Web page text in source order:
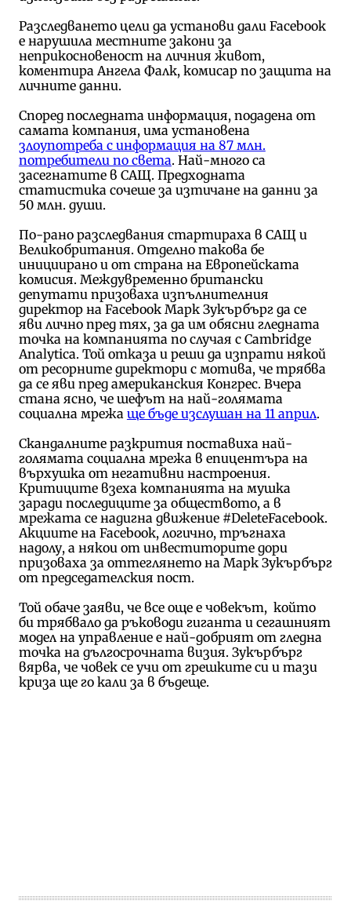
Разследването цели да установи дали Facebook
е нарушила местните закони за
неприкосновеност на личния живот,
коментира Ангела Фалк, комисар по защита на
личните данни.
Според последната информация, подадена от
самата компания, има установена
злоупотреба с информация на 87 млн.
потребители по света. Най-много са
засегнатите в САЩ. Предходната
статистика сочеше за изтичане на данни за
50 млн. души.
По-рано разследвания стартираха в САЩ и
Великобритания. Отделно такова бе
инициирано и от страна на Европейската
комисия. Междувременно британски
депутати призоваха изпълнителния
директор на Facebook Марк Зукърбърг да се
яви лично пред тях, за да им обясни гледната
точка на компанията по случая с Cambridge
Analytica. Той отказа и реши да изпрати някой
от ресорните директори с мотива, че трябва
да се яви пред американския Конгрес. Вчера
стана ясно, че шефът на най-голямата
социална мрежа ще бъде изслушан на 11 април.
Скандалните разкрития поставиха най-
голямата социална мрежа в епицентъра на
върхушка от негативни настроения.
Критиците взеха компанията на мушка
заради последиците за обществото, а в
мрежата се надигна движение #DeleteFacebook.
Акциите на Facebook, логично, тръгнаха
надолу, а някои от инвеститорите дори
призоваха за oттеглянето на Марк Зукърбърг
от председателския пост.
Той обаче заяви, че все още е човекът, който
би трябвало да ръководи гиганта и сегашният
модел на управление е най-добрият от гледна
точка на дългосрочната визия. Зукърбърг
вярва, че човек се учи от грешките си и тази
криза ще го кали за в бъдеще.